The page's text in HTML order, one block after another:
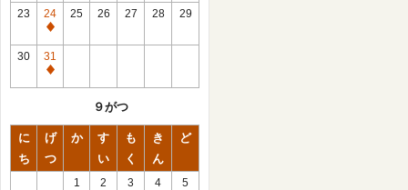
館
日
23
24
休
館
日
25 26 27 28 29
30
31
休
９がつ
に
ち
げ
つ
か
す
い
も
く
き
ん
ど
1 2 3 4 5